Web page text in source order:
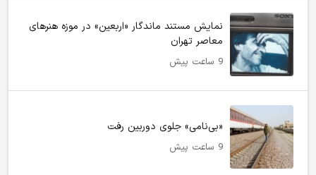
نمایش مستند ماندگار «اربعین» در موزه هنرهای
معاصر تهران
9 ساعت پیش
«بی‌نامی» جلوی دوربین رفت
9 ساعت پیش